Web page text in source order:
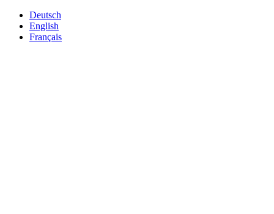
Deutsch
English
Français